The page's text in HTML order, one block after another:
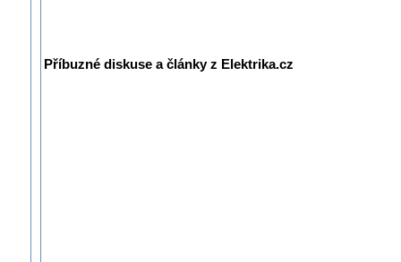
Příbuzné diskuse a články z Elektrika.cz